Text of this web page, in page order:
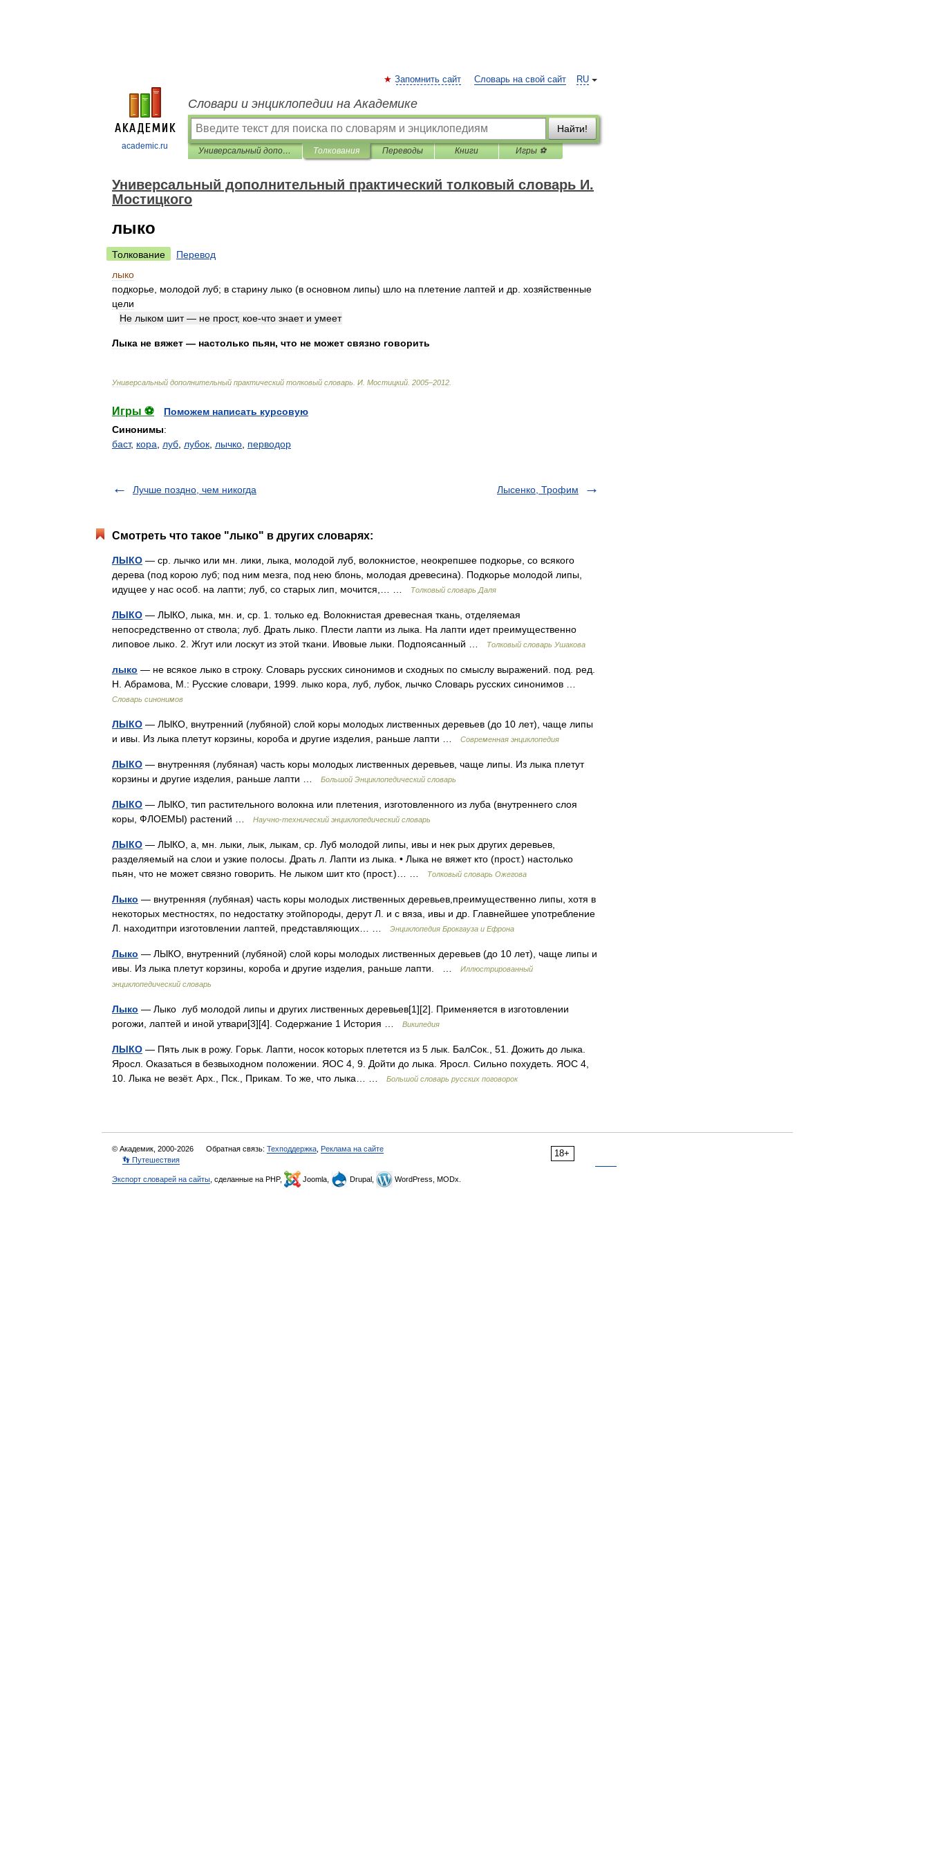
academic.ru
RU
Запомнить сайт Словарь на свой сайт
Словари и энциклопедии на Академике
Найти!
Универсальный дополнительный практический толковый словарь И. Мостицкого Толкования Переводы Книги Игры ⚽
Универсальный дополнительный практический толковый словарь И.
Мостицкого
лыко
Толкование
Перевод
лыко
подкорье молодой луб; в старину лыко (в основном липы) шло на плетение лаптей и др хозяйственные
цели
Не лыком шит— не прост, кое-что знает и умеет
Лыка не вяжет — настолько пьян, что не может связно говорить
Универсальный дополнительный практический толковый словарь И Мостицкий 2005–2012
Игры ⚽
Поможем написать курсовую
Синонимы:
баст, кора луб лубок лычко перводор
Лучше поздно, чем никогда Лысенко, Трофим
Смотреть что такое "лыко" в других словарях:
ЛЫКО — ср. лычко или мн. лики, лыка, молодой луб, волокнистое, неокрепшее подкорье, со всякого
дерева (под корою луб; под ним мезга, под нею блонь, молодая древесина). Подкорье молодой липы,
идущее у нас особ. на лапти; луб, со старых лип, мочится,… …
Толковый словарь Даля
ЛЫКО — ЛЫКО, лыка, мн. и, ср. 1. только ед. Волокнистая древесная ткань, отделяемая
непосредственно от ствола; луб. Драть лыко. Плести лапти из лыка. На лапти идет преимущественно
липовое лыко. 2. Жгут или лоскут из этой ткани. Ивовые лыки. Подпоясанный …
Толковый словарь Ушакова
лыко — не всякое лыко в строку. Словарь русских синонимов и сходных по смыслу выражений. под. ред.
Н. Абрамова, М.: Русские словари, 1999. лыко кора, луб, лубок, лычко Словарь русских синонимов …
Словарь синонимов
ЛЫКО — ЛЫКО, внутренний (лубяной) слой коры молодых лиственных деревьев (до 10 лет), чаще липы
и ивы. Из лыка плетут корзины, короба и другие изделия, раньше лапти …
Современная энциклопедия
ЛЫКО — внутренняя (лубяная) часть коры молодых лиственных деревьев, чаще липы. Из лыка плетут
корзины и другие изделия, раньше лапти …
Большой Энциклопедический словарь
ЛЫКО — ЛЫКО, тип растительного волокна или плетения, изготовленного из луба (внутреннего слоя
коры, ФЛОЕМЫ) растений …
Научно-технический энциклопедический словарь
ЛЫКО — ЛЫКО, а, мн. лыки, лык, лыкам, ср. Луб молодой липы, ивы и нек рых других деревьев,
разделяемый на слои и узкие полосы. Драть л. Лапти из лыка. • Лыка не вяжет кто (прост.) настолько
пьян, что не может связно говорить. Не лыком шит кто (прост.)… …
Толковый словарь Ожегова
Лыко — внутренняя (лубяная) часть коры молодых лиственных деревьев,преимущественно липы, хотя в
некоторых местностях, по недостатку этойпороды, дерут Л. и с вяза, ивы и др. Главнейшее употребление
Л. находитпри изготовлении лаптей, представляющих… …
Энциклопедия Брокгауза и Ефрона
Лыко — ЛЫКО, внутренний (лубяной) слой коры молодых лиственных деревьев (до 10 лет), чаще липы и
ивы. Из лыка плетут корзины, короба и другие изделия, раньше лапти. …
Иллюстрированный
энциклопедический словарь
Лыко — Лыко луб молодой липы и других лиственных деревьев[1][2]. Применяется в изготовлении
рогожи, лаптей и иной утвари[3][4]. Содержание 1 История …
Википедия
ЛЫКО — Пять лык в рожу. Горьк. Лапти, носок которых плетется из 5 лык. БалСок., 51. Дожить до лыка.
Яросл. Оказаться в безвыходном положении. ЯОС 4, 9. Дойти до лыка. Яросл. Сильно похудеть. ЯОС 4,
10. Лыка не везёт. Арх., Пск., Прикам. То же, что лыка… …
Большой словарь русских поговорок
18+
© Академик, 2000-2026 Обратная связь: Техподдержка Реклама на сайте
👣 Путешествия
Экспорт словарей на сайты , сделанные на PHP, Joomla, Drupal, WordPress, MODx.